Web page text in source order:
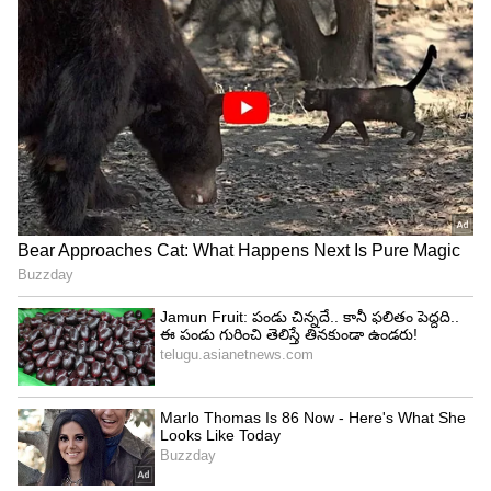
ఇదిలా ఉంటే ఉదయ్‌ కిరణ్‌ సుస్మితతో ఎంగేజ్‌మెంట్‌కి
ముందే ఓ లవ్‌ స్టోరీ ఉంది. ఆయన ఓ అమ్మాయిని ఎంతో
సిన్సియర్‌గా ప్రేమించాడు. కానీ ఆమె హ్యాండిచ్చింది. పెళ్లి
వరకు వెళ్లాలనుకున్నారు. కానీ మధ్యలోనే బ్రేకప్‌
చెప్పేసిందట. అయితే ఆమె ఓ లేడీ జర్నలిస్ట్ కావడం విశేషం.
ఉదయ్‌ కిరణ్‌ హీరోగా ఎదుగుతున్న సమయంలో ఓ లేడీ
జర్నలిస్ట్ ఆయన్ని ఇంటర్వ్యూ చేసింది.
ఆ ఇంటర్వ్యూ టైమ్‌లో బాగా ఇంప్రెస్‌ అయ్యాడట ఉదయ్‌.
దీంతో ఇద్దరి మధ్య చాటింగ్‌ పెరిగింది. ఆ రిలేషన్‌ కూడా
బలపడింది. అది ప్రేమగా మారిందట. కొంత కాలం
ప్రేమించుకున్న ఈ ఇద్దరి మధ్య మనస్పర్థాలు పెరిగాయని,
అది చిన్నగా పెరుగుతూ పెద్దదై బ్రేకప్‌ చెప్పుకునే వరకు
వెళ్లిందట. అయితే ఉదయ్‌కి ఆమెనే బ్రేకప్‌ చెప్పిందని
ఉదయ్‌ కిరణ్‌ అక్క శ్రీదేవి చెప్పడం విశేషం.